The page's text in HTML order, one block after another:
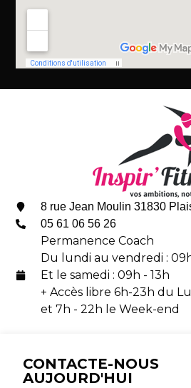
8 rue Jean Moulin 31830
05 61 06 56 26
Permanence Coach
Du lundi au vendredi :
Et le samedi : 09h - 13h
+ Accès libre 6h-23h du
et 7h - 22h le Week-end
CONTACTE-NOUS
AUJOURD'HUI